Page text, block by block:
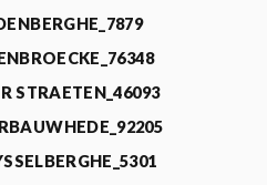
STRAETEN_46093